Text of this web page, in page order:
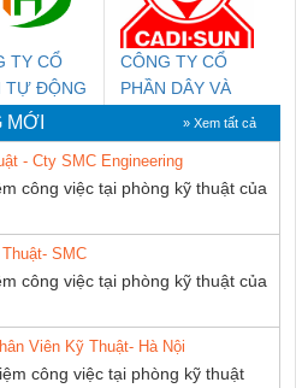
TY CỔ
TỰ ĐỘNG
CÔNG TY CỔ
PHẦN DÂY VÀ
CÁP ĐIỆN
THƯỢNG ĐÌNH
» Xem tất cả
- Cty SMC Engineering
công việc tại phòng kỹ thuật của
SMC
công việc tại phòng kỹ thuật của
Viên Kỹ Thuật- Hà Nội
công việc tại phòng kỹ thuật